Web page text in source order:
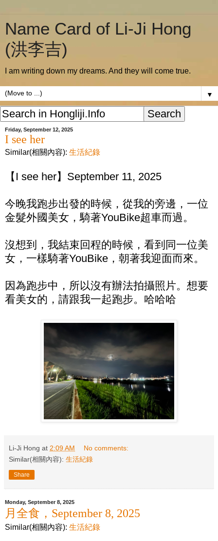
Name Card of Li-Ji Hong
(洪李吉)
I am writing down my dreams. And they will come true.
▼
Friday, September 12, 2025
I see her
Similar(相關內容): 生活紀錄
【I see her】September 11, 2025
今晚我跑步出發的時候，從我的旁邊，一位
金髮外國美女，騎著YouBike超車而過。
沒想到，我結束回程的時候，看到同一位美
女，一樣騎著YouBike，朝著我迎面而來。
因為跑步中，所以沒有辦法拍攝照片。想要
看美女的，請跟我一起跑步。哈哈哈
Li-Ji Hong at 2:09 AM
No comments:
Similar(相關內容): 生活紀錄
Share
Monday, September 8, 2025
月全食，September 8, 2025
Similar(相關內容): 生活紀錄